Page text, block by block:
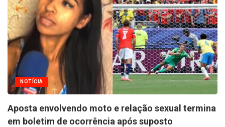
NOTÍCIA
Aposta envolvendo moto e relação sexual termina
em boletim de ocorrência após suposto